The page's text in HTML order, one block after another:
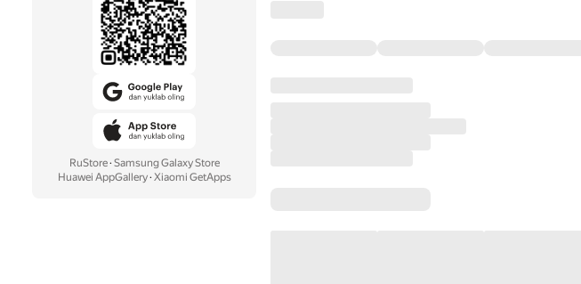
RuStore· Samsung Galaxy Store
Huawei AppGallery· Xiaomi GetApps